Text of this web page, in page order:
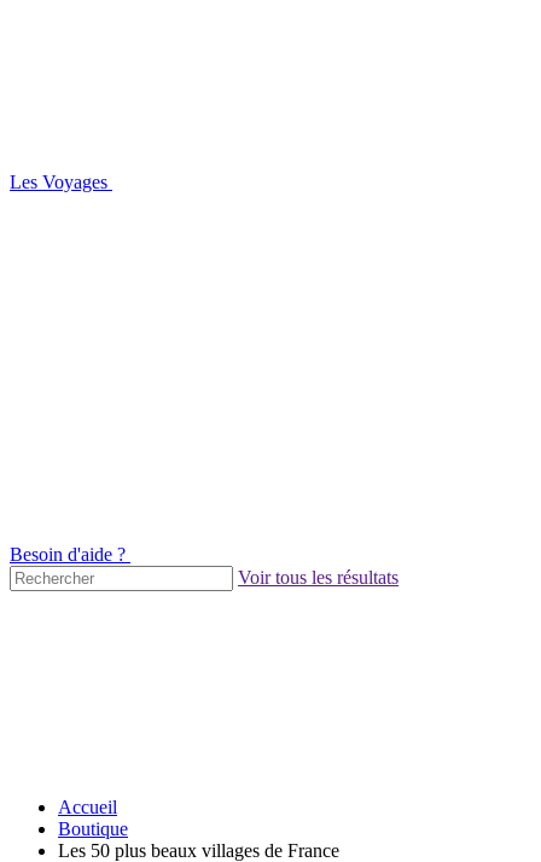
Les Voyages
Besoin d'aide ?
Voir tous les résultats
Accueil
Boutique
Les 50 plus beaux villages de France